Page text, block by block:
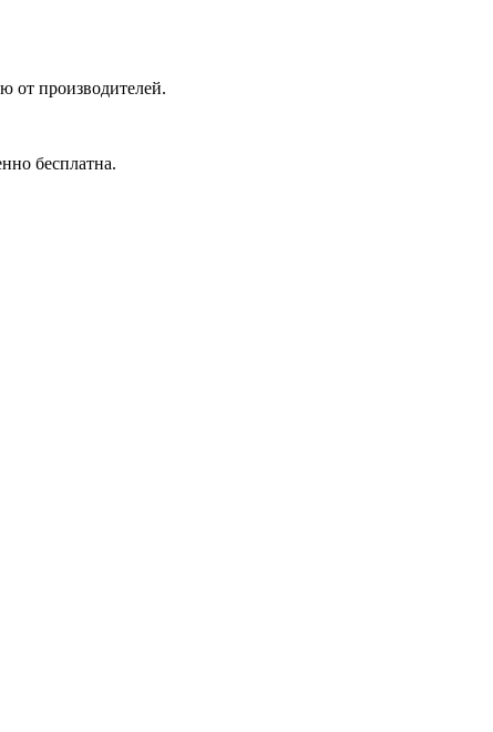
от производителей.
бесплатна.